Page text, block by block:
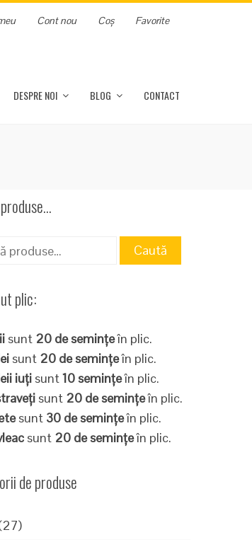
Favorite
Coș
Cont nou
DESPRE NOI BLOG CONTACT
Caută
plic:
sunt 20 de semințeîn plic.
sunt 20 de semințeîn plic.
iuți sunt10 semințeîn plic.
sunt 20 de semințeîn plic.
sunt 30 de semințeîn plic.
sunt 20 de semințeîn plic.
de produse